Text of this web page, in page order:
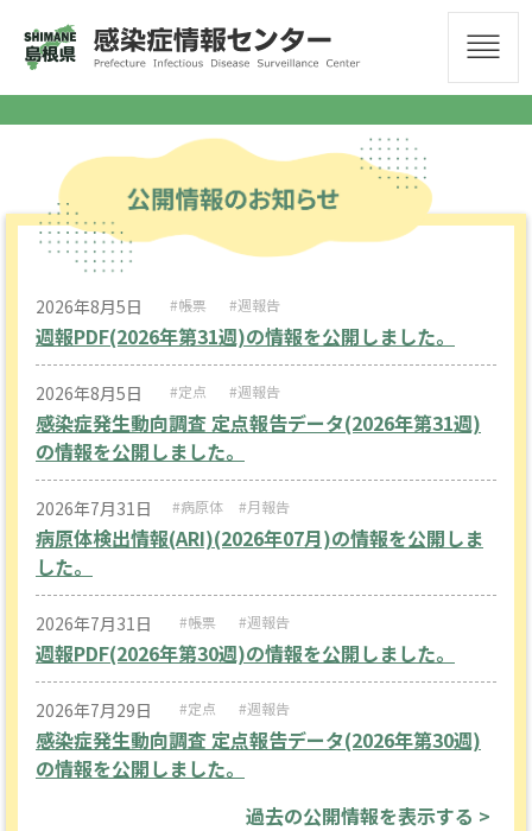
2026年8月5日 #帳票 #週報告
週報PDF(2026年第31週)の情報を公開しました。
2026年8月5日 #定点 #週報告
感染症発生動向調査 定点報告データ(2026年第31週)
の情報を公開しました。
2026年7月31日 #病原体 #月報告
病原体検出情報(ARI)(2026年07月)の情報を公開しま
した。
2026年7月31日 #帳票 #週報告
週報PDF(2026年第30週)の情報を公開しました。
2026年7月29日 #定点 #週報告
感染症発生動向調査 定点報告データ(2026年第30週)
の情報を公開しました。
過去の公開情報を表示する >